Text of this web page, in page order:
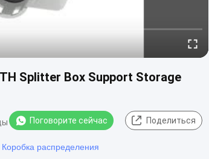
Splitter Box Support Storage
Поговорите сейчас Поделиться
распределения